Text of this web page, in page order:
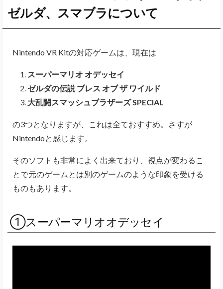
ゼルダ、スマブラについて
Nintendo VR Kitの対応ゲームは、現在は
スーパーマリオ オデッセイ
ゼルダの伝説 ブレス オブ ザ ワイルド
大乱闘スマッシュブラザーズ SPECIAL
の3つとなりますが、これは全ておすすめ。さすが
Nintendoと感じます。
そのソフトも非常によく出来ており、視点が変わるこ
とで元のゲームとは別のゲームのような印象を受ける
ものもあります。
①スーパーマリオオデッセイ